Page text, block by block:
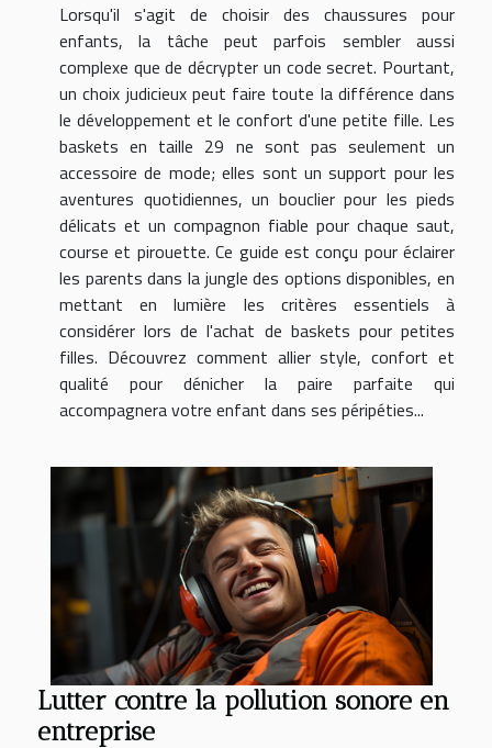
Lorsqu'il s'agit de choisir des chaussures pour
enfants, la tâche peut parfois sembler aussi
complexe que de décrypter un code secret. Pourtant,
un choix judicieux peut faire toute la différence dans
le développement et le confort d'une petite fille. Les
baskets en taille 29 ne sont pas seulement un
accessoire de mode; elles sont un support pour les
aventures quotidiennes, un bouclier pour les pieds
délicats et un compagnon fiable pour chaque saut,
course et pirouette. Ce guide est conçu pour éclairer
les parents dans la jungle des options disponibles, en
mettant en lumière les critères essentiels à
considérer lors de l'achat de baskets pour petites
filles. Découvrez comment allier style, confort et
qualité pour dénicher la paire parfaite qui
accompagnera votre enfant dans ses péripéties...
Lutter contre la pollution sonore en
entreprise